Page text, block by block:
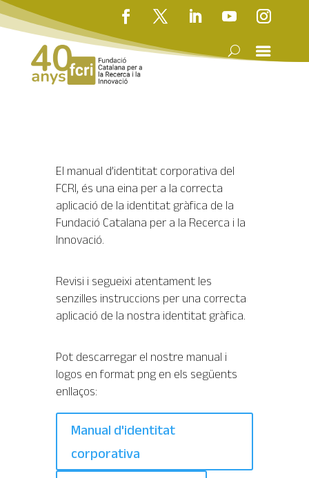
El manual d’identitat corporativa del
FCRI, és una eina per a la correcta
aplicació de la identitat gràfica de la
Fundació Catalana per a la Recerca i la
Innovació.
Revisi i segueixi atentament les
senzilles instruccions per una correcta
aplicació de la nostra identitat gràfica.
Pot descarregar el nostre manual i
logos en format png en els següents
enllaços:
Manual d'identitat
corporativa